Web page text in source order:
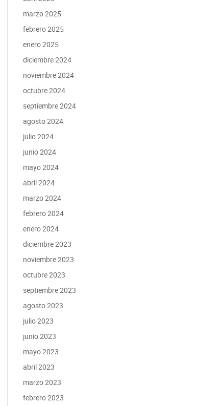
marzo 2025
febrero 2025
enero 2025
diciembre 2024
noviembre 2024
octubre 2024
septiembre 2024
agosto 2024
julio 2024
junio 2024
mayo 2024
abril 2024
marzo 2024
febrero 2024
enero 2024
diciembre 2023
noviembre 2023
octubre 2023
septiembre 2023
agosto 2023
julio 2023
junio 2023
mayo 2023
abril 2023
marzo 2023
febrero 2023